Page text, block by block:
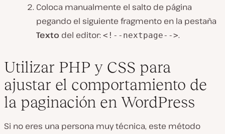
Coloca manualmente el salto de página
pegando el siguiente fragmento en la pestaña
Texto del editor: <!--nextpage-->.
Utilizar PHP y CSS para
ajustar el comportamiento de
la paginación en WordPress
Si no eres una persona muy técnica, este método